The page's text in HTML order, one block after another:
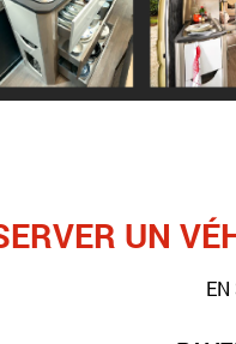
UN
EN